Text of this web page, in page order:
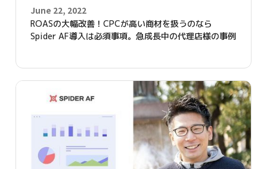
June 22, 2022
ROASの大幅改善！CPCが高い商材を扱うのなら
Spider AF導入は必須事項。急成長中の代理店様の事例